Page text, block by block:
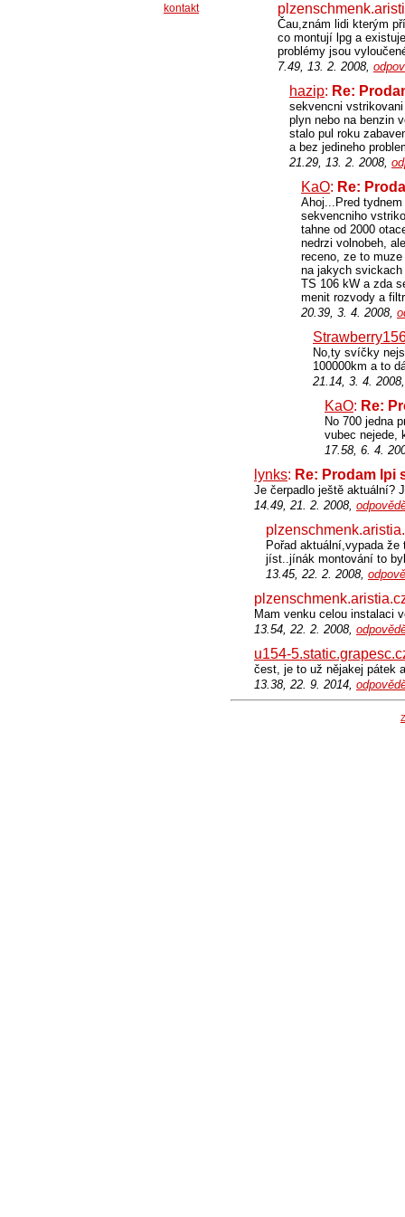
Čau,znám lidi kterým
co montují lpg a
problémy jsou
7.49, 13. 2. 2008,
hazip: Re:
sekvencni
plyn nebo na benzin
stalo pul roku
a bez jedineho
21.29, 13. 2. 2008,
KaO: Re:
Ahoj...Pred
sekvencniho
tahne od 2000
nedrzi volnobeh,
receno, ze to
na jakych svickach
TS 106 kW a zda
menit rozvody a
20.39, 3. 4. 2008,
No,ty svíčky
100000km a to
21.14, 3. 4.
KaO: Re:
No 700 jedna
vubec nejede,
17.58, 6. 4.
lynks: Re: Prodam lpi
Je čerpadlo ještě aktuální?
14.49, 21. 2. 2008,
Pořad aktuální,vypada
jíst..jínák montování to
13.45, 22. 2. 2008,
Mam venku celou instalaci
13.54, 22. 2. 2008,
u154-
čest, je to už nějakej pátek
13.38, 22. 9. 2014,
kontakt